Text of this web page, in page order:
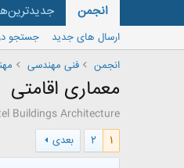
انجمن
ارسال های جدید
جستجو در
انجمن
فنی مهندسی
معماری اقامتی
Buildings Architecture
1
2
بعدی